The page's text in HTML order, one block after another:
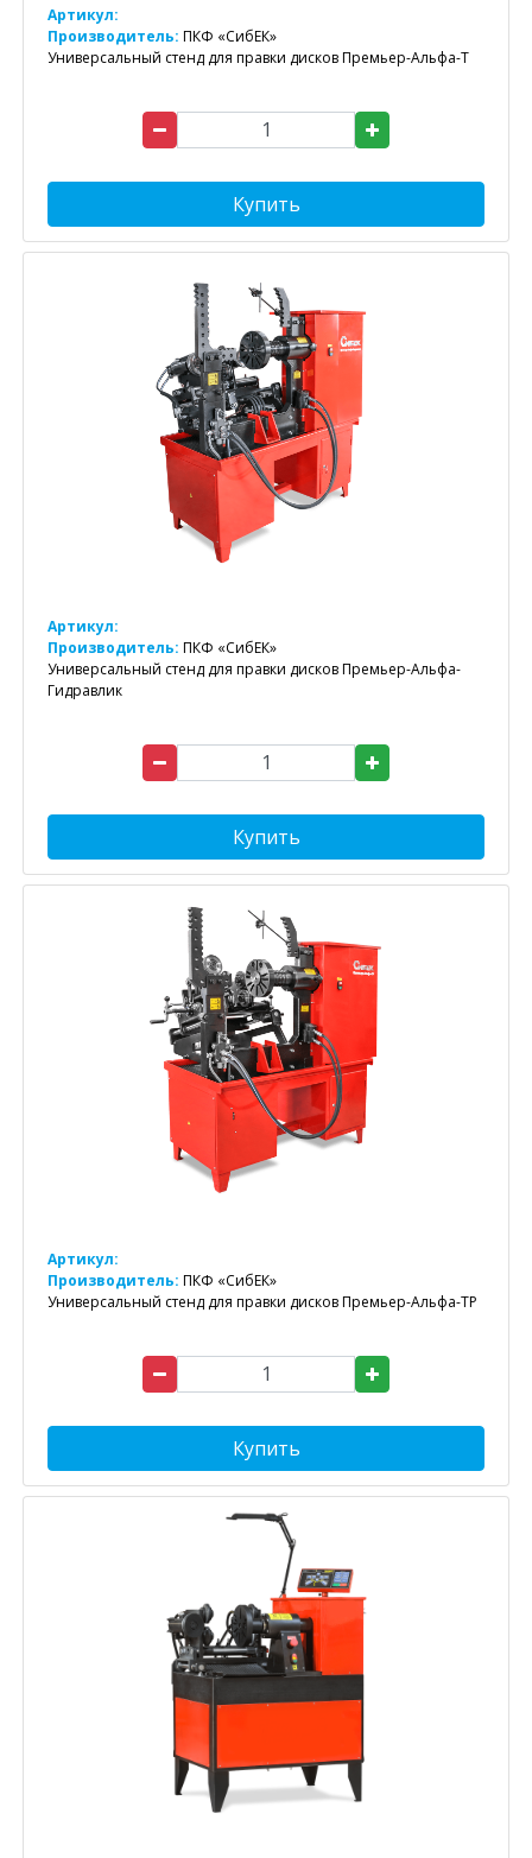
Артикул:
Производитель: ПКФ «СибЕК»
Универсальный стенд для правки дисков Премьер-Альфа-Т
Купить
Артикул:
Производитель: ПКФ «СибЕК»
Универсальный стенд для правки дисков Премьер-Альфа-
Гидравлик
Купить
Артикул:
Производитель: ПКФ «СибЕК»
Универсальный стенд для правки дисков Премьер-Альфа-ТР
Купить